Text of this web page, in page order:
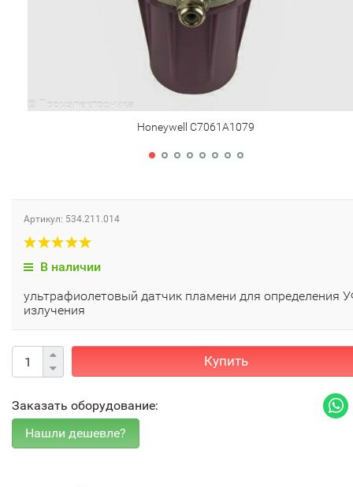
Honeywell C7061A1079
Артикул: 534.211.014
В наличии
ультрафиолетовый датчик пламени для определения
излучения
Купить
Заказать оборудование: